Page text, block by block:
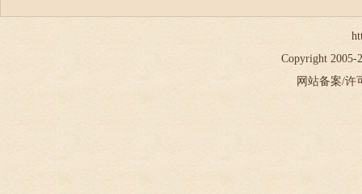
2026年
Copyright 2005-
网站备案/许